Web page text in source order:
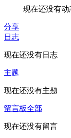
现在还没有动
分享
日志
现在还没有日志
主题
现在还没有主题
留言板全部
现在还没有留言